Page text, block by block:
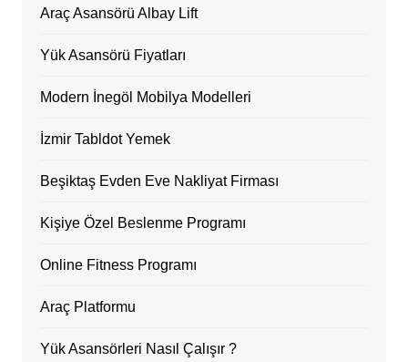
Araç Asansörü Albay Lift
Yük Asansörü Fiyatları
Modern İnegöl Mobilya Modelleri
İzmir Tabldot Yemek
Beşiktaş Evden Eve Nakliyat Firması
Kişiye Özel Beslenme Programı
Online Fitness Programı
Araç Platformu
Yük Asansörleri Nasıl Çalışır ?